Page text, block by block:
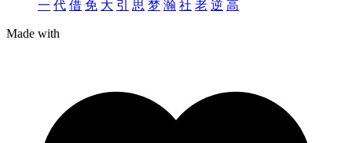
一 代 借 免 大 引 思 梦 瀚 社 老 逆 高
Made with